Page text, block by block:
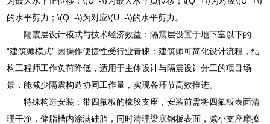
的水平剪力；\(Q_-\)为对应\(U_-\)的水平剪力。
隔震层设计模式与技术经济效益：隔震层设置于地下室以下的
“建筑师模式” 因操作便捷性受行业青睐：建筑师可简化设计流程，结
构工程师工作负荷降低，适用于主体设计与隔震设计分工的项目场
景，能减少隔震构造协同工作量，实现各环节高效推进。
特殊构造安装：带四氟板的橡胶支座，安装前需将四氟板表面清
理干净，储脂槽内涂满硅脂，同时清理梁底钢板表面，减小支座摩擦